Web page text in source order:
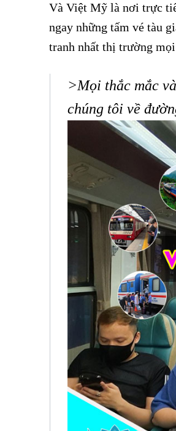
Và Việt Mỹ là nơi trực
ngay những tấm vé tàu
tranh nhất thị trường
>Mọi thắc mắc
chúng tôi về